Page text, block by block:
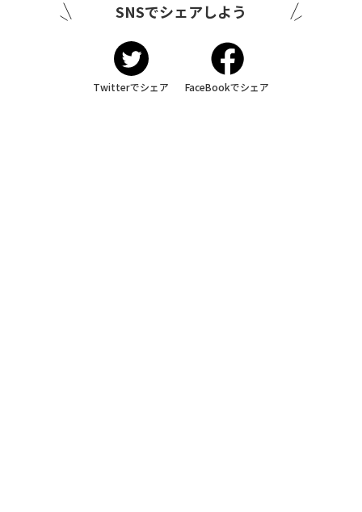
SNSでシェアしよう
Twitterでシェア FaceBookでシェア